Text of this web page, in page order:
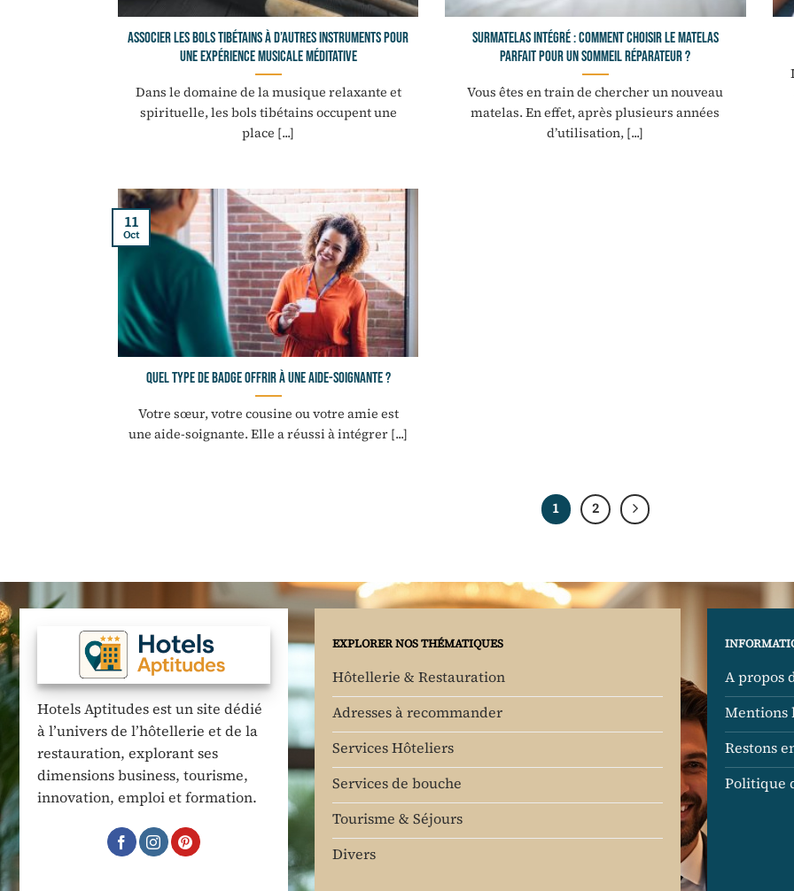
Associer les bols tibétains à d’autres instruments pour
une expérience musicale méditative
Dans le domaine de la musique relaxante et
spirituelle, les bols tibétains occupent une
place [...]
Surmatelas intégré : comment choisir le matelas
parfait pour un sommeil réparateur ?
Vous êtes en train de chercher un nouveau
matelas. En effet, après plusieurs années
d’utilisation, [...]
Quel type de badge offrir à une aide-soignante ?
Votre sœur, votre cousine ou votre amie est
une aide-soignante. Elle a réussi à intégrer [...]
11
Oct
1 2
Hotels Aptitudes est un site dédié
à l’univers de l’hôtellerie et de la
restauration, explorant ses
dimensions business, tourisme,
innovation, emploi et formation.
EXPLORER NOS THÉMATIQUES
Hôtellerie & Restauration
Adresses à recommander
Services Hôteliers
Services de bouche
Tourisme & Séjours
Divers
A propos
Mentions
Restons
Politique